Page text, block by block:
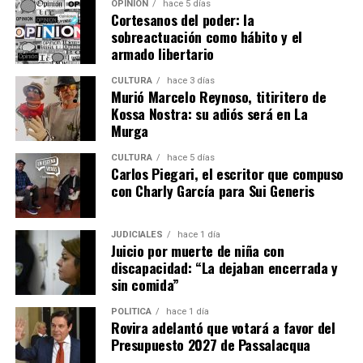
podemos facilitar a los chicos que están en el proceso de
búsqueda laboral”, sostuvo Abrazian.
Las propuestas se dividen en cuatro ejes. El primero está
orientado al primer empleo e incluye talleres propios
sobre armado de currículum, entrevistas laborales,
orientación laboral, coaching para el empleo,
empleabilidad y oratoria.
Además, se dictan capacitaciones para emprendedores,
cursos de oficios y formaciones en habilidades aplicables
al empleo formal, como informática, Excel, diseño,
marketing, manejo de redes sociales y fotografía.
Las últimas tres categorías se desarrollan junto a
instituciones educativas, cámaras empresariales,
centros de formación profesional, institutos
tecnológicos y profesionales externos.
OPINIÓN hace 5 días
Cortesanos del poder: la
sobreactuación como hábito y el
armado libertario
CULTURA hace 3 días
Murió Marcelo Reynoso, titiritero de
Kossa Nostra: su adiós será en La
Murga
CULTURA hace 5 días
Carlos Piegari, el escritor que compuso
con Charly García para Sui Generis
JUDICIALES hace 1 día
Juicio por muerte de niña con
discapacidad: “La dejaban encerrada y
sin comida”
POLÍTICA hace 1 día
Rovira adelantó que votará a favor del
Presupuesto 2027 de Passalacqua